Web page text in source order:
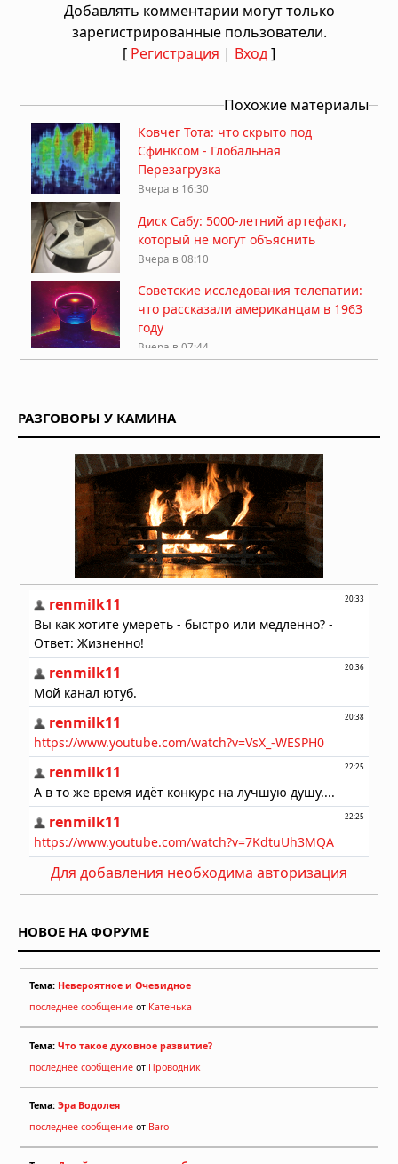
Добавлять комментарии могут только
зарегистрированные пользователи.
[ Регистрация | Вход]
Похожие материалы
Ковчег Тота: что скрыто под
Сфинксом - Глобальная
Перезагрузка
Вчера в 16:30
Диск Сабу: 5000-летний артефакт,
который не могут объяснить
Вчера в 08:10
Советские исследования телепатии:
что рассказали американцам в 1963
году
Вчера в 07:44
Вчера в 06:30
высокоразвитой цивилизации из
другого измерения
06.08.2026 в 08:00
Аномалия Атлантиды: как пять пар
близнецов указывают на внеземное
вмешательство
06.08.2026 в 07:30
научивший басков земледелию и
металлургии
звёздные врата: загадки ледяного
континента
Расшифрованный свиток рассказал
о последних часах Платона
05.08.2026 в 07:15
РАЗГОВОРЫ У КАМИНА
Для добавления необходима авторизация
НОВОЕ НА ФОРУМЕ
Тема: Невероятное и Очевидное
последнее сообщение от Катенька
Тема: Что такое духовное развитие?
последнее сообщение от Проводник
Тема: Эра Водолея
последнее сообщение от Baro